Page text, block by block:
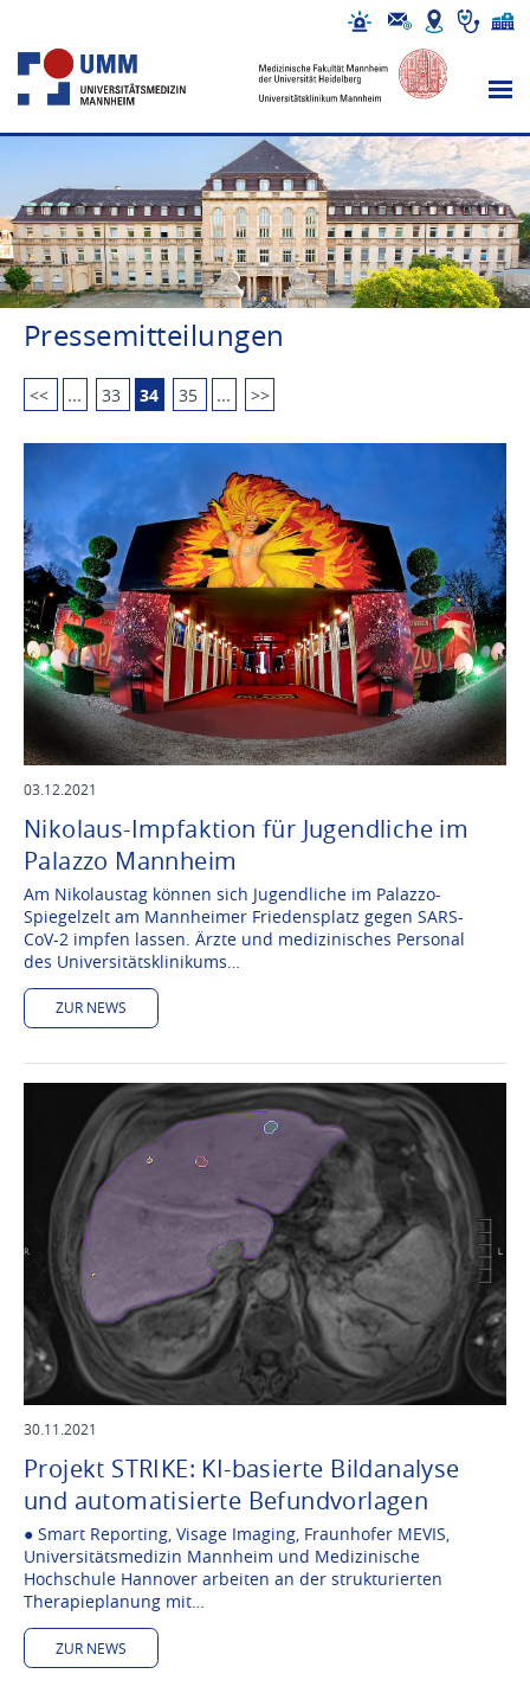
Pressemitteilungen
<< … 33 34 35 … >>
03.12.2021
Nikolaus-Impfaktion für Jugendliche im
Palazzo Mannheim
Am Nikolaustag können sich Jugendliche im Palazzo-
Spiegelzelt am Mannheimer Friedensplatz gegen SARS-
CoV-2 impfen lassen. Ärzte und medizinisches Personal
des Universitätsklinikums…
ZUR NEWS
30.11.2021
Projekt STRIKE: KI-basierte Bildanalyse
und automatisierte Befundvorlagen
● Smart Reporting, Visage Imaging, Fraunhofer MEVIS,
Universitätsmedizin Mannheim und Medizinische
Hochschule Hannover arbeiten an der strukturierten
Therapieplanung mit…
ZUR NEWS